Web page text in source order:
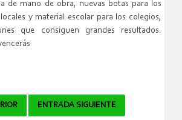
de mano de obra, nuevas botas para los
y material escolar para los colegios,
que consiguen grandes resultados.
ENTRADA SIGUIENTE